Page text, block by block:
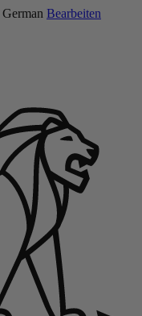
German Bearbeiten